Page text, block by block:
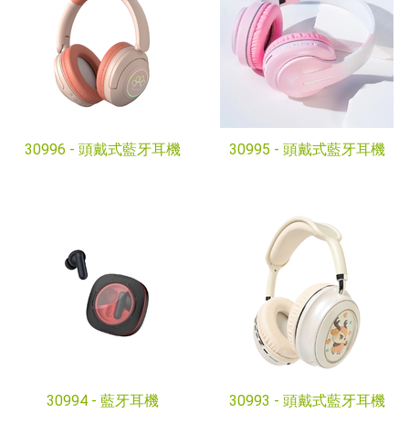
30996 - 頭戴式藍牙耳機 30995 - 頭戴式藍牙耳機
30994 - 藍牙耳機 30993 - 頭戴式藍牙耳機